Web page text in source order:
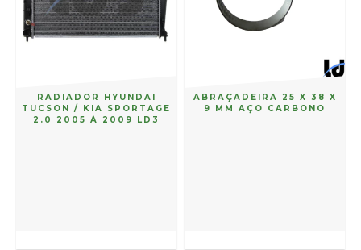
RADIADOR HYUNDAI
TUCSON / KIA SPORTAGE
2.0 2005 À 2009 LD3
ABRAÇADEIRA 25 X 38 X
9 MM AÇO CARBONO